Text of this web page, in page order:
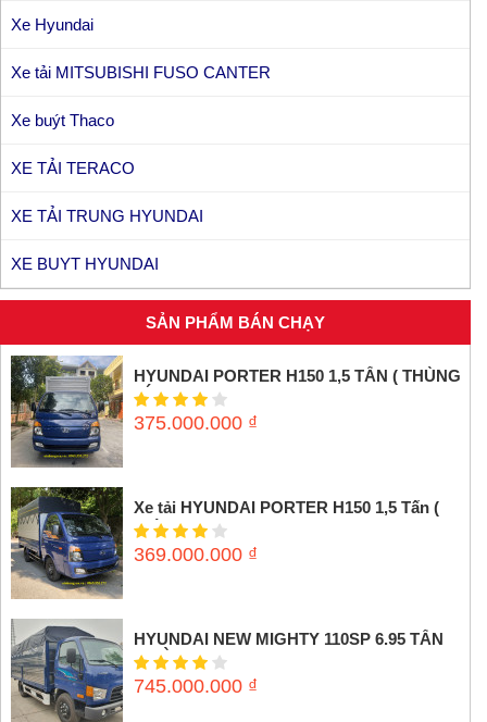
Xe Hyundai
Xe tải MITSUBISHI FUSO CANTER
Xe buýt Thaco
XE TẢI TERACO
XE TẢI TRUNG HYUNDAI
XE BUYT HYUNDAI
SẢN PHẨM BÁN CHẠY
HYUNDAI PORTER H150 1,5 TẤN ( THÙNG
KÍN INOX)
375.000.000 ₫
Xe tải HYUNDAI PORTER H150 1,5 Tấn (
Thùng mui bạt)
369.000.000 ₫
HYUNDAI NEW MIGHTY 110SP 6.95 TẤN
(THÙNG MUI BẠT)
745.000.000 ₫